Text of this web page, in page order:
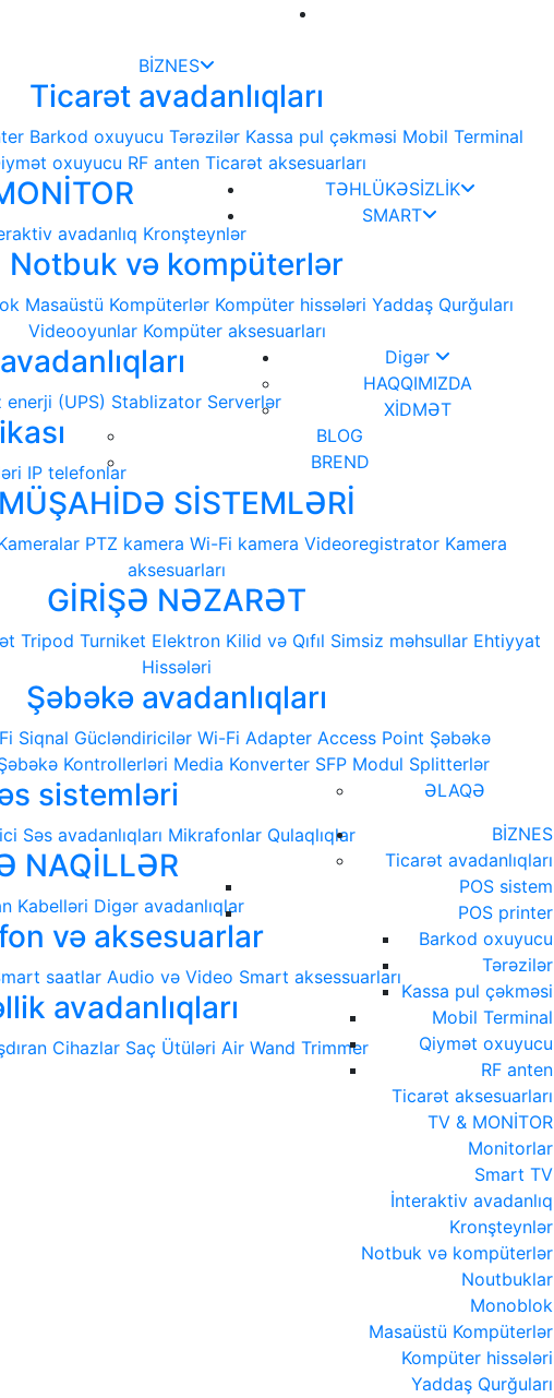
BİZNES
Ticarət avadanlıqları
Barkod oxuyucu Tərəzilər Kassa pul çəkməsi Mobil Terminal
oxuyucu RF anten Ticarət aksesuarları
avadanlıq Kronşteynlər
Notbuk və kompüterlər
Masaüstü Kompüterlər Kompüter hissələri Yaddaş Qurğuları
Videooyunlar Kompüter aksesuarları
enerji (UPS) Stablizator Serverlər
IP telefonlar
TƏHLÜKƏSİZLİK
MÜŞAHİDƏ SİSTEMLƏRİ
PTZ kamera Wi-Fi kamera Videoregistrator Kamera
aksesuarları
GİRİŞƏ NƏZARƏT
Tripod Turniket Elektron Kilid və Qıfıl Simsiz məhsullar Ehtiyyat
Hissələri
Şəbəkə avadanlıqları
Siqnal Gücləndiricilər Wi-Fi Adapter Access Point Şəbəkə
Kontrollerləri Media Konverter SFP Modul Splitterlər
sistemləri
Səs avadanlıqları Mikrafonlar Qulaqlıqlar
NAQİLLƏR
Kabelləri Digər avadanlıqlar
SMART
və aksesuarlar
saatlar Audio və Video Smart aksessuarları
avadanlıqları
Cihazlar Saç Ütüləri Air Wand Trimmer
Digər
HAQQIMIZDA
XİDMƏT
BLOG
BREND
ƏLAQƏ
BİZNES
Ticarət avadanlıqları
POS sistem
POS printer
Barkod oxuyucu
Tərəzilər
Kassa pul çəkməsi
Mobil Terminal
Qiymət oxuyucu
RF anten
Ticarət aksesuarları
TV & MONİTOR
Monitorlar
Smart TV
İnteraktiv avadanlıq
Kronşteynlər
Notbuk və kompüterlər
Noutbuklar
Monoblok
Masaüstü Kompüterlər
Kompüter hissələri
Yaddaş Qurğuları